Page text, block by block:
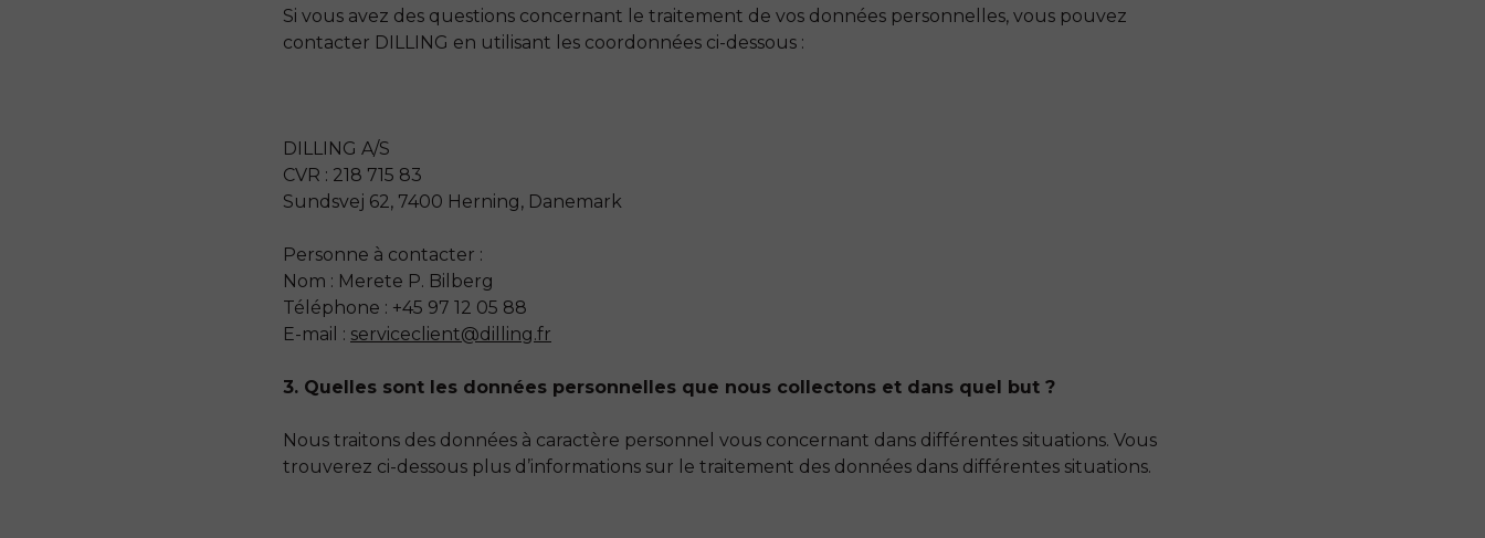
Si vous avez des questions concernant le traitement de vos données personnelles, vous pouvez
contacter DILLING en utilisant les coordonnées ci-dessous :
DILLING A/S
CVR : 218 715 83
Sundsvej 62, 7400 Herning, Danemark
Personne à contacter :
Nom : Merete P. Bilberg
Téléphone : +45 97 12 05 88
E-mail : serviceclient@dilling.fr
3. Quelles sont les données personnelles que nous collectons et dans quel but ?
Nous traitons des données à caractère personnel vous concernant dans différentes situations. Vous
trouverez ci-dessous plus d’informations sur le traitement des données dans différentes situations.